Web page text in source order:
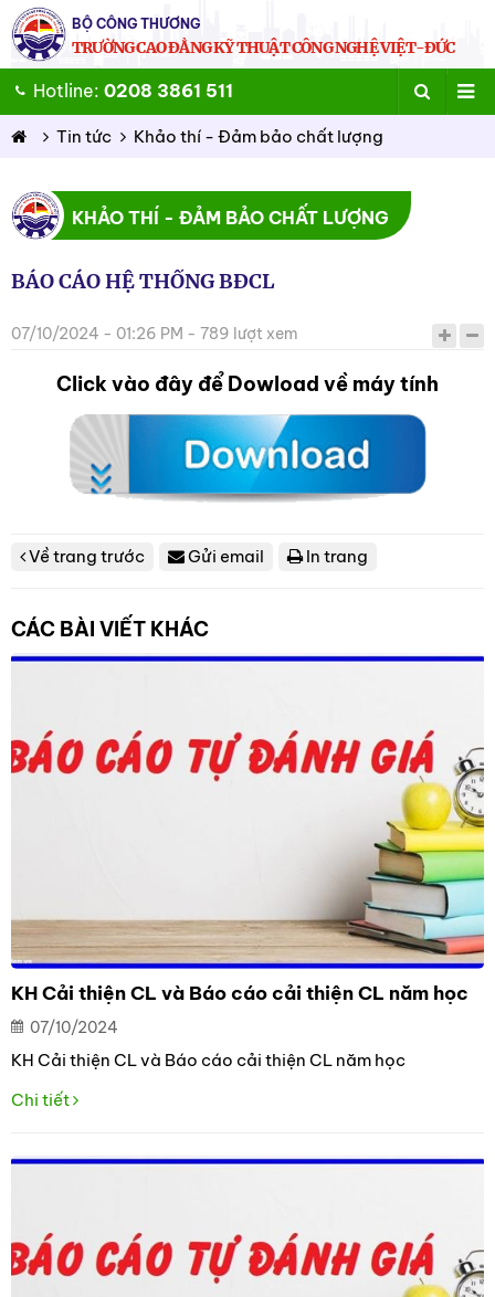
BỘ CÔNG THƯƠNG
TRƯỜNG CAO ĐẲNG KỸ THUẬT CÔNG NGHỆ VIỆT-ĐỨC
Hotline: 0208 3861 511
Tin tức Khảo thí - Đảm bảo chất lượng
KHẢO THÍ - ĐẢM BẢO CHẤT LƯỢNG
BÁO CÁO HỆ THỐNG BĐCL
07/10/2024 - 01:26 PM - 789 lượt xem
Click vào đây để Dowload về máy tính
Về trang trước Gửi email In trang
CÁC BÀI VIẾT KHÁC
KH Cải thiện CL và Báo cáo cải thiện CL năm học
07/10/2024
KH Cải thiện CL và Báo cáo cải thiện CL năm học
Chi tiết